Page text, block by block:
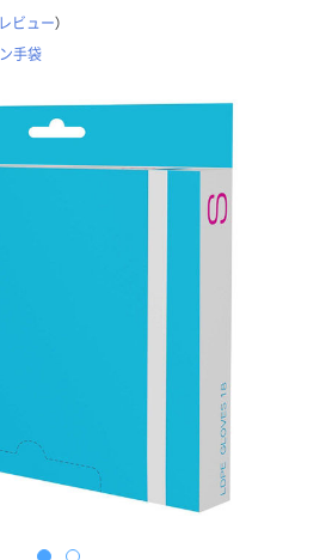
ビュー）
手袋